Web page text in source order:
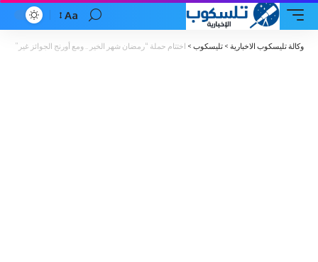
Font
Resizer
Aa
وكالة تليسكوب الاخبارية > تليسكوب > اختتام حملة “رمضان شهر الخير .. ومع أورنج الجوائز غير”